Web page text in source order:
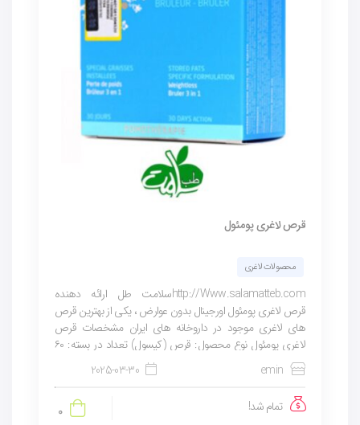
قرص لاغری پومئول
محصولات لاغری
http://Www.salamatteb.comسلامت طل ارائه دهنده
قرص لاغری پومئول اورجینال بدون عوارض ، یکی از بهترین قرص
های لاغری موجود در داروخانه های ایران مشخصات قرص
لاغری پومئول نوع محصول: قرص (کپسول) تعداد در بسته: ۶۰
عدد عملکرد محصول: لاغری و چربی...
emin
2025-03-30
تمام شد!
0